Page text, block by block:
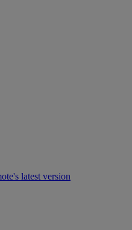
latest version